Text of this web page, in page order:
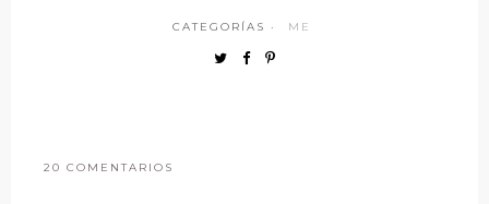
CATEGORÍAS · ME
20 COMENTARIOS